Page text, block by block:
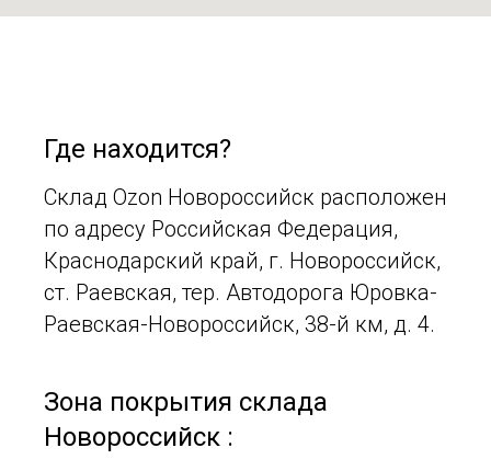
Где находится?
Склад Ozon Новороссийск расположен
по адресу Российская Федерация,
Краснодарский край, г. Новороссийск,
ст. Раевская, тер. Автодорога Юровка-
Раевская-Новороссийск, 38-й км, д. 4.
Зона покрытия склада
Новороссийск :